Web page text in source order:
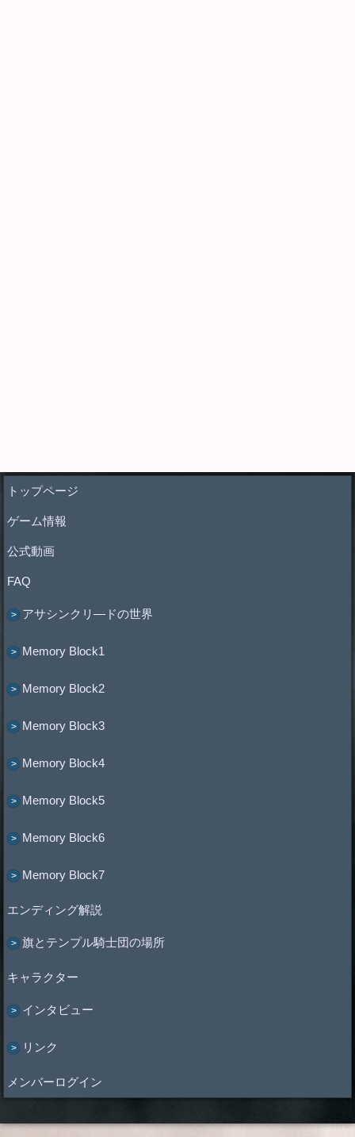
トップページ
ゲーム情報
公式動画
FAQ
アサシンクリ―ドの世界
Memory Block1
Memory Block2
Memory Block3
Memory Block4
Memory Block5
Memory Block6
Memory Block7
エンディング解説
旗とテンプル騎士団の場所
キャラクター
インタビュー
リンク
メンバーログイン